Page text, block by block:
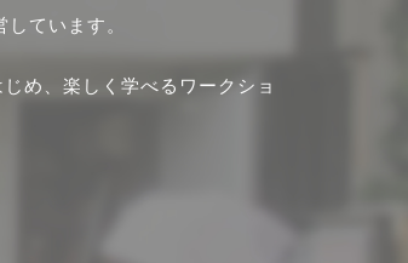
しています。
め、楽しく学べるワークショ